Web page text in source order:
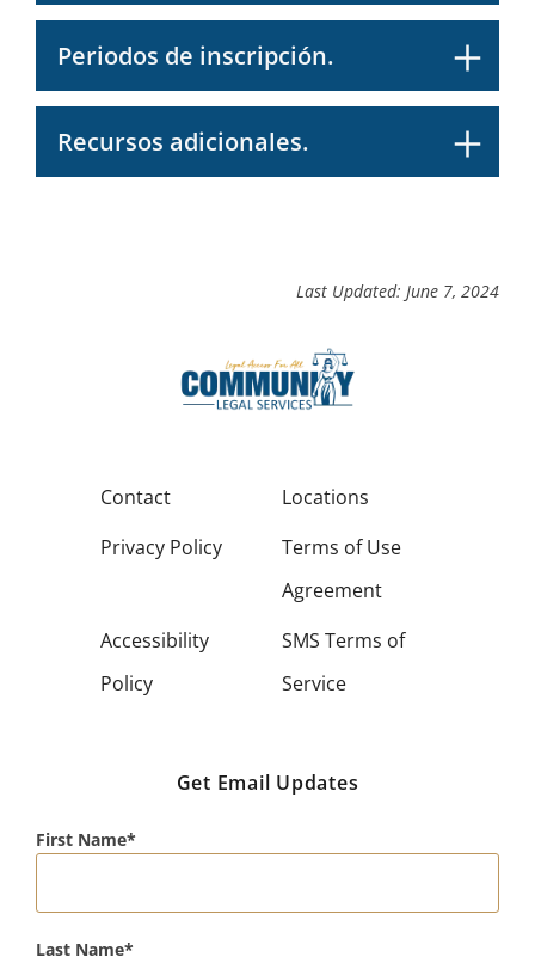
Periodos de inscripción.
Recursos adicionales.
Last Updated: June 7, 2024
Contact
Locations
Privacy Policy
Terms of Use
Agreement
Accessibility
Policy
SMS Terms of
Service
Get Email Updates
First Name
Last Name